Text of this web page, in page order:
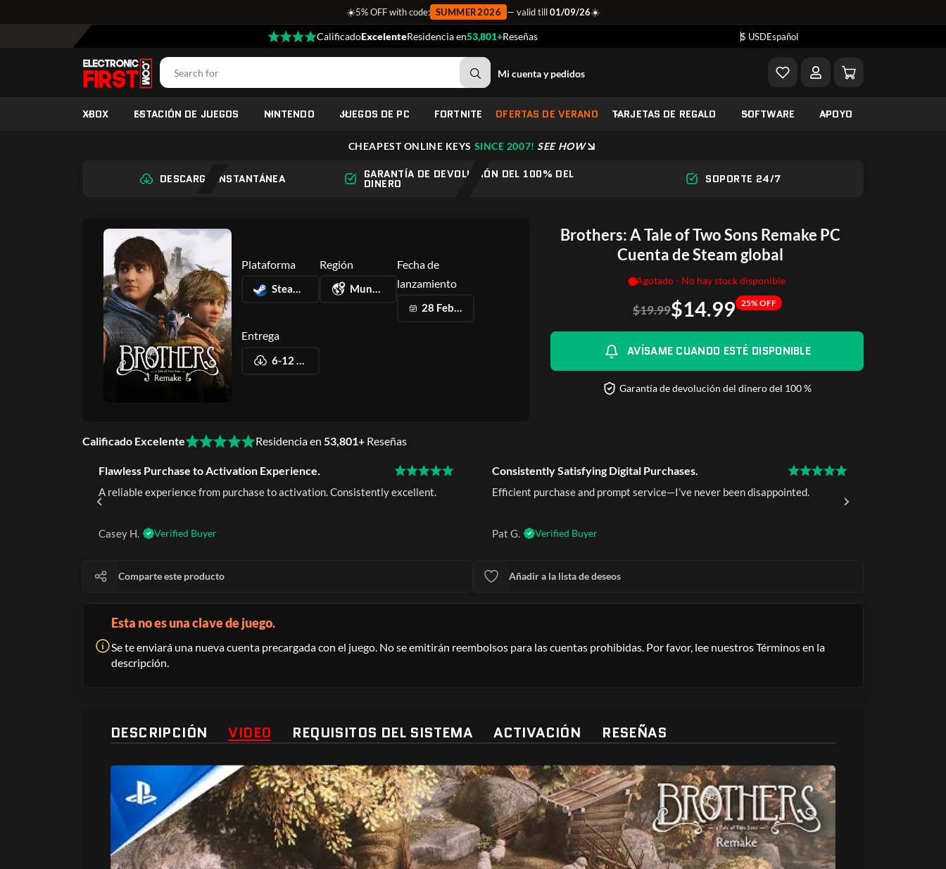
☀️5% OFF with code: SUMMER2026 — valid till01/09/26☀️
CalificadoExcelenteResidencia en53,801+Reseñas $ USDEspañol
Mi cuenta y pedidos
XBOX ESTACIÓN DE JUEGOS NINTENDO JUEGOS DE PC FORTNITE OFERTAS DE VERANO TARJETAS DE REGALO SOFTWARE APOYO
CHEAPEST ONLINE KEYS SINCE 2007!SEE HOW
DESCARGA INSTANTÁNEA GARANTÍA DE DEVOLUCIÓN DEL 100% DEL
DINERO SOPORTE 24/7
Plataforma
Steam precargado
Región
Mundial
Fecha de
lanzamiento
28 Feb 2024
Entrega
6-12 horas
Brothers: A Tale of Two Sons Remake PC
Cuenta de Steam global
Agotado - No hay stock disponible
$19.99$14.99 25% OFF
AVÍSAME CUANDO ESTÉ DISPONIBLE
Garantía de devolución del dinero del 100 %
Calificado Excelente Residencia en 53,801+ Reseñas
Flawless Purchase to Activation Experience.
A reliable experience from purchase to activation. Consistently excellent.
Casey H. Verified Buyer
Consistently Satisfying Digital Purchases.
Efficient purchase and prompt service—I’ve never been disappointed.
Pat G. Verified Buyer
Comparte este producto Añadir a la lista de deseos
Esta no es una clave de juego.
Se te enviará una nueva cuenta precargada con el juego. No se emitirán reembolsos para las cuentas prohibidas. Por favor, lee nuestros Términos en la
descripción.
DESCRIPCIÓN VIDEO REQUISITOS DEL SISTEMA ACTIVACIÓN RESEÑAS